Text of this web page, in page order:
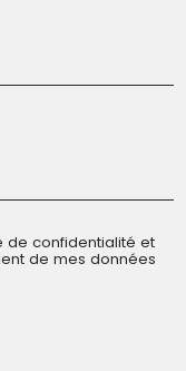
de confidentialité et
de mes données